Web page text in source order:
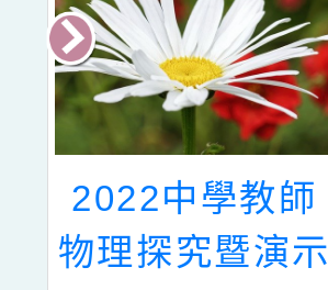
2022中學教師
物理探究暨演示